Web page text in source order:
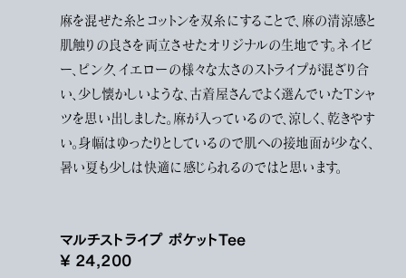
麻を混ぜた糸とコットンを双糸にすることで、麻の清涼感と
肌触りの良さを両立させたオリジナルの生地です。ネイビ
ー、ピンク、イエローの様々な太さのストライプが混ざり合
い、少し懐かしいような、古着屋さんでよく選んでいたTシャ
ツを思い出しました。麻が入っているので、涼しく、乾きやす
い。身幅はゆったりとしているので肌への接地面が少なく、
暑い夏も少しは快適に感じられるのではと思います。
マルチストライプ ポケットTee
¥ 24,200